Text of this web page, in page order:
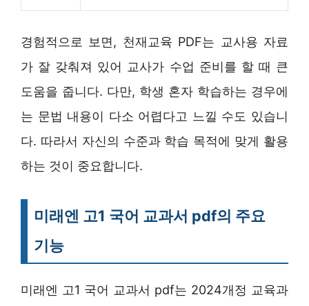
경험적으로 보면, 천재교육 PDF는 교사용 자료
가 잘 갖춰져 있어 교사가 수업 준비를 할 때 큰
도움을 줍니다. 다만, 학생 혼자 학습하는 경우에
는 문법 내용이 다소 어렵다고 느낄 수도 있습니
다. 따라서 자신의 수준과 학습 목적에 맞게 활용
하는 것이 중요합니다.
미래엔 고1 국어 교과서 pdf의 주요
기능
미래엔 고1 국어 교과서 pdf는 2024개정 교육과